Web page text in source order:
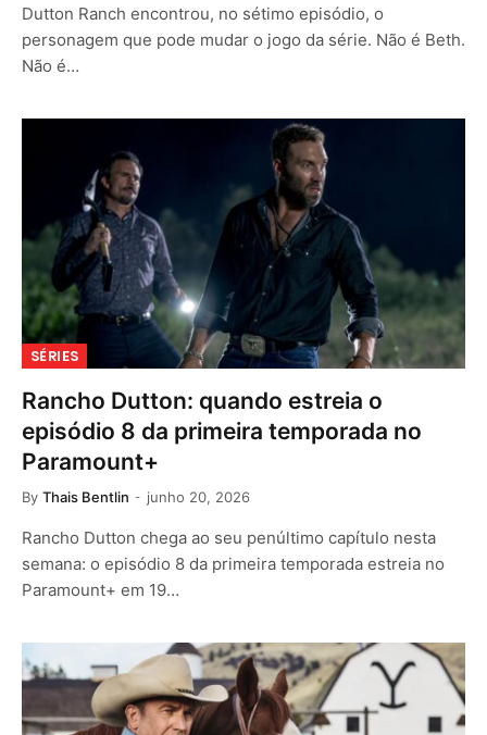
Dutton Ranch encontrou, no sétimo episódio, o
personagem que pode mudar o jogo da série. Não é Beth.
Não é…
SÉRIES
Rancho Dutton: quando estreia o
episódio 8 da primeira temporada no
Paramount+
By Thais Bentlin junho 20, 2026
Rancho Dutton chega ao seu penúltimo capítulo nesta
semana: o episódio 8 da primeira temporada estreia no
Paramount+ em 19…